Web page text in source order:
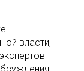
власти,